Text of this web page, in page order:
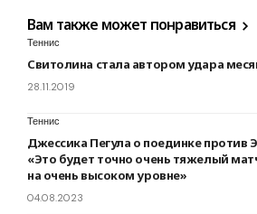
Вам также может понравиться
Теннис
Свитолина стала автором удара
28.11.2019
Теннис
Джессика Пегула о поединке против
«Это будет точно очень тяжелый
на очень высоком уровне»
04.08.2023